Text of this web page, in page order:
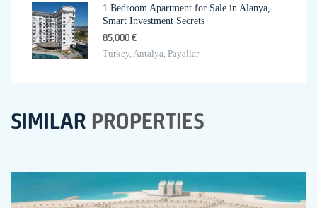
1 Bedroom Apartment for Sale in Alanya,
Smart Investment Secrets
85,000 €
Turkey, Antalya, Payallar
SIMILAR PROPERTIES